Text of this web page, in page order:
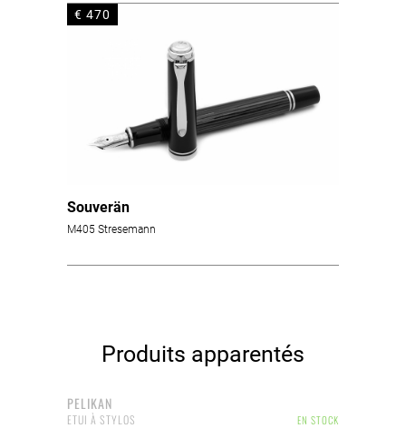
€ 470
Souverän
M405 Stresemann
Produits apparentés
PELIKAN
EN STOCK
ETUI À STYLOS